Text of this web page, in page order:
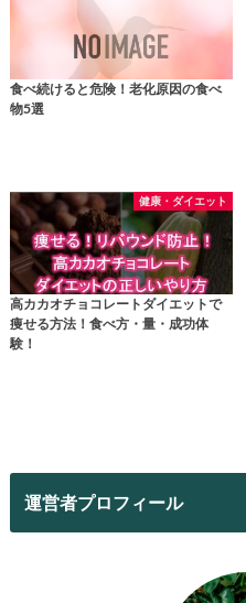
食べ続けると危険！老化原因の食べ
物5選
健康・ダイエット
高カカオチョコレートダイエットで
痩せる方法！食べ方・量・成功体
験！
運営者プロフィール